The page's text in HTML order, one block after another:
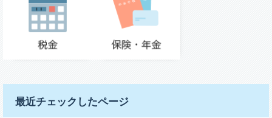
最近チェックしたページ